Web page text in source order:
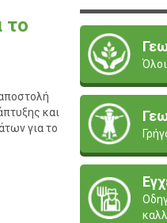
το
και
για το